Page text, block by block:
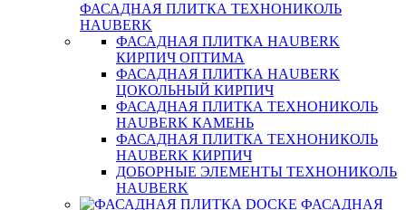
ФАСАДНАЯ ПЛИТКА ТЕХНОНИКОЛЬ
HAUBERK
ФАСАДНАЯ ПЛИТКА HAUBERK
КИРПИЧ ОПТИМА
ФАСАДНАЯ ПЛИТКА HAUBERK
ЦОКОЛЬНЫЙ КИРПИЧ
ФАСАДНАЯ ПЛИТКА ТЕХНОНИКОЛЬ
HAUBERK КАМЕНЬ
ФАСАДНАЯ ПЛИТКА ТЕХНОНИКОЛЬ
HAUBERK КИРПИЧ
ДОБОРНЫЕ ЭЛЕМЕНТЫ ТЕХНОНИКОЛЬ
HAUBERK
ФАСАДНАЯ